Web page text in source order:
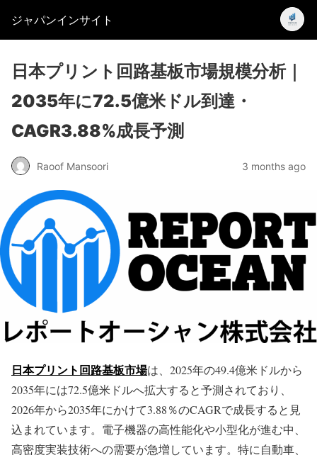
ジャパンインサイト
日本プリント回路基板市場規模分析｜
2035年に72.5億米ドル到達・
CAGR3.88%成長予測
Raoof Mansoori 3 months ago
日本プリント回路基板市場は、2025年の49.4億米ドルから
2035年には72.5億米ドルへ拡大すると予測されており、
2026年から2035年にかけて3.88％のCAGRで成長すると見
込まれています。電子機器の高性能化や小型化が進む中、
高密度実装技術への需要が急増しています。特に自動車、